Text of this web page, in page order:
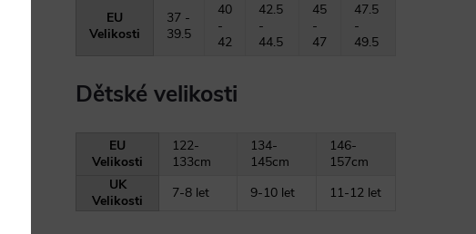
EU
Velikosti
37 -
39.5
40
-
42
42.5
-
44.5
45
-
47
47.5
-
49.5
Dětské velikosti
EU
Velikosti
122-
133cm
134-
145cm
146-
157cm
UK
Velikosti
7-8 let 9-10 let 11-12 let